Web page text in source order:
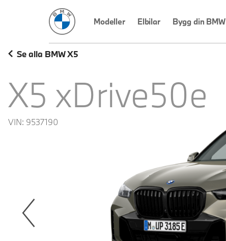
BMW Sverige
Modeller Elbilar Bygg din BMW
Se alla BMW X5
X5 xDrive50e
VIN: 9537190